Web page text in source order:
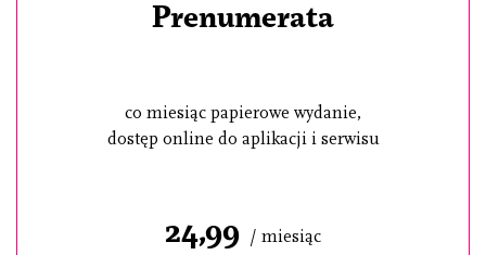
Prenumerata
co miesiąc papierowe wydanie,
dostęp online do aplikacji i serwisu
24,99 / miesiąc